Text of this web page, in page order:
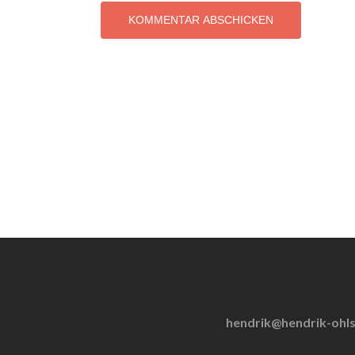
hendrik@hendrik-